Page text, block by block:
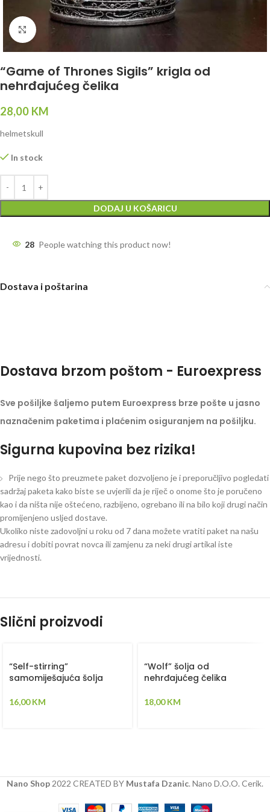
Click to enlarge
“Game of Thrones Sigils” krigla od
nehrđajućeg čelika
28,00 KM
helmetskull
In stock
DODAJ U KOŠARICU
28 People watching this product now!
Dostava i poštarina
Dostava brzom poštom - Euroexpress
Sve pošiljke šaljemo putem Euroexpress brze pošte u jasno
naznačenim paketima i plaćenim osiguranjem na pošiljku.
Sigurna kupovina bez rizika!
Prije nego što preuzmete paket dozvoljeno je i preporučljivo pogledati
sadržaj paketa kako biste se uvjerili da je riječ o onome što je poručeno
kao i da ništa nije oštećeno, razbijeno, ogrebano ili na bilo koji drugi način
promijenjeno usljed dostave.
Ukoliko niste zadovoljni u roku od 7 dana možete vratiti paket na našu
adresu i dobiti povrat novca ili zamjenu za neki drugi artikal iste
vrijednosti.
Slični proizvodi
“Self-stirring”
samomiješajuća šolja
16,00KM
“Wolf” šolja od
nehrđajućeg čelika
18,00KM
Nano Shop2022 CREATED BY Mustafa Dzanic. Nano D.O.O. Cerik.